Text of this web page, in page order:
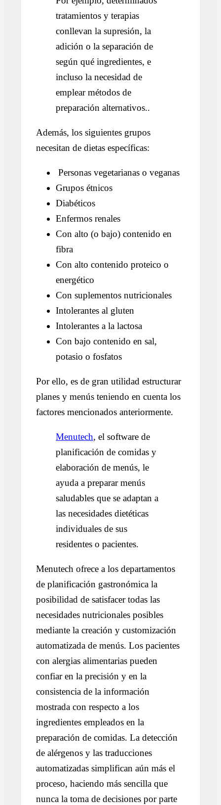
tratamientos y terapias
conllevan la supresión, la
adición o la separación de
según qué ingredientes, e
incluso la necesidad de
emplear métodos de
preparación alternativos..
Además, los siguientes grupos
necesitan de dietas específicas:
Personas vegetarianas o veganas
Grupos étnicos
Diabéticos
Enfermos renales
Con alto (o bajo) contenido en
fibra
Con alto contenido proteico o
energético
Con suplementos nutricionales
Intolerantes al gluten
Intolerantes a la lactosa
Con bajo contenido en sal,
potasio o fosfatos
Por ello, es de gran utilidad estructurar
planes y menús teniendo en cuenta los
factores mencionados anteriormente.
Menutech, el software de
planificación de comidas y
elaboración de menús, le
ayuda a preparar menús
saludables que se adaptan a
las necesidades dietéticas
individuales de sus
residentes o pacientes.
Menutech ofrece a los departamentos
de planificación gastronómica la
posibilidad de satisfacer todas las
necesidades nutricionales posibles
mediante la creación y customización
automatizada de menús. Los pacientes
con alergias alimentarias pueden
confiar en la precisión y en la
consistencia de la información
mostrada con respecto a los
ingredientes empleados en la
preparación de comidas. La detección
de alérgenos y las traducciones
automatizadas simplifican aún más el
proceso, haciendo más sencilla que
nunca la toma de decisiones por parte